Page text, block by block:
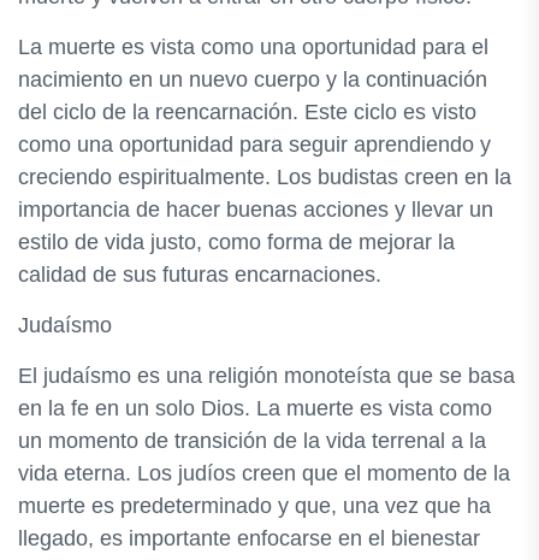
La muerte es vista como una oportunidad para el
nacimiento en un nuevo cuerpo y la continuación
del ciclo de la reencarnación. Este ciclo es visto
como una oportunidad para seguir aprendiendo y
creciendo espiritualmente. Los budistas creen en la
importancia de hacer buenas acciones y llevar un
estilo de vida justo, como forma de mejorar la
calidad de sus futuras encarnaciones.
Judaísmo
El judaísmo es una religión monoteísta que se basa
en la fe en un solo Dios. La muerte es vista como
un momento de transición de la vida terrenal a la
vida eterna. Los judíos creen que el momento de la
muerte es predeterminado y que, una vez que ha
llegado, es importante enfocarse en el bienestar